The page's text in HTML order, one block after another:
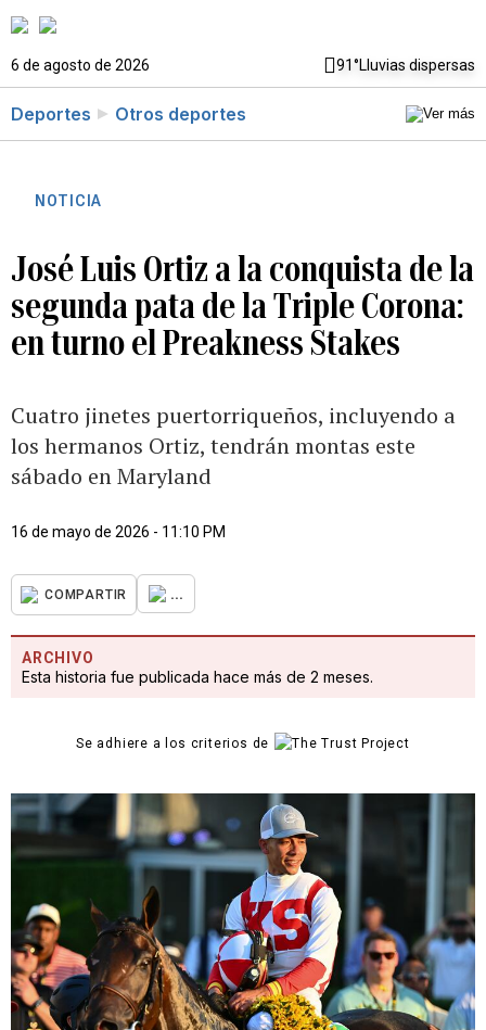
6 de agosto de 2026 91°Lluvias dispersas
Deportes Otros deportes
NOTICIA
José Luis Ortiz a la conquista de la
segunda pata de la Triple Corona:
en turno el Preakness Stakes
Cuatro jinetes puertorriqueños, incluyendo a
los hermanos Ortiz, tendrán montas este
sábado en Maryland
16 de mayo de 2026 - 11:10 PM
COMPARTIR ...
ARCHIVO
Esta historia fue publicada hace más de 2 meses.
Se adhiere a los criterios de